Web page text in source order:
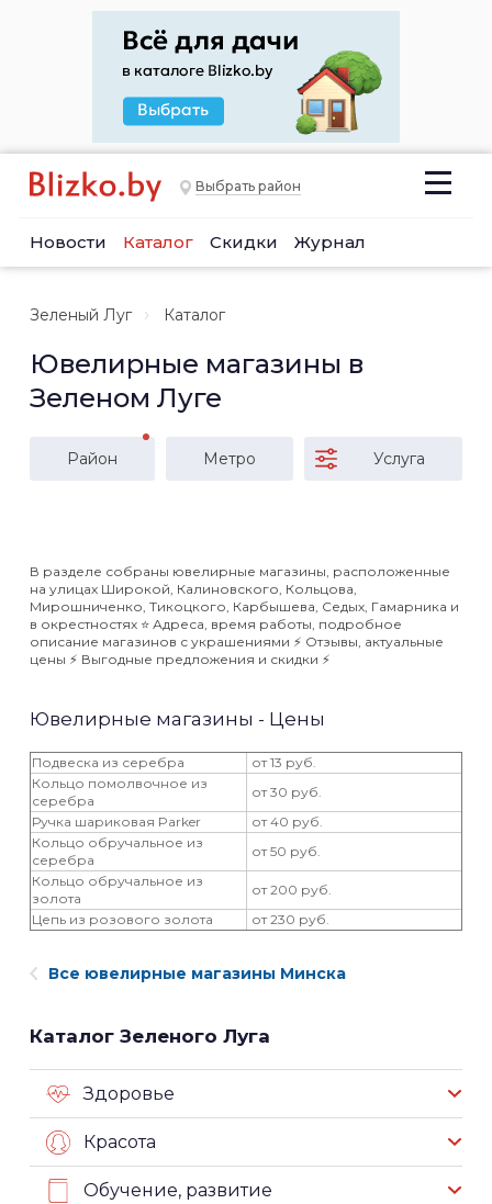
Выбрать район
Новости Каталог Скидки Журнал
Зеленый Луг Каталог
Ювелирные магазины в
Зеленом Луге
Район Метро Услуга
В разделе собраны ювелирные магазины, расположенные
на улицах Широкой, Калиновского, Кольцова,
Мирошниченко, Тикоцкого, Карбышева, Седых, Гамарника и
в окрестностях ⭐️ Адреса, время работы, подробное
описание магазинов с украшениями ⚡️ Отзывы, актуальные
цены ⚡️ Выгодные предложения и скидки ⚡️
Ювелирные магазины - Цены
Подвеска из серебра
от 13 руб.
Кольцо помолвочное из
серебра
от 30 руб.
Ручка шариковая Parker
от 40 руб.
Кольцо обручальное из
серебра
от 50 руб.
Кольцо обручальное из
золота
от 200 руб.
Цепь из розового золота
от 230 руб.
Все ювелирные магазины Минска
Каталог Зеленого Луга
Здоровье
Красота
Обучение, развитие